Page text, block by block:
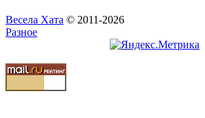
Весела Хата © 2011-2026
Разное